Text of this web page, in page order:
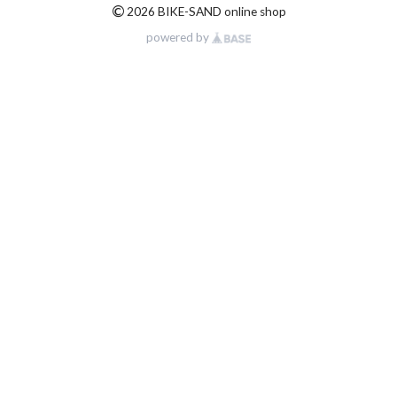
© 2026 BIKE-SAND online shop
powered by